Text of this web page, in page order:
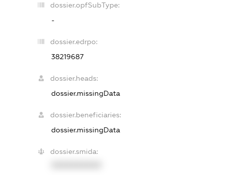
dossier.opfSubType:
-
dossier.edrpo:
38219687
dossier.heads:
dossier.missingData
dossier.beneficiaries:
dossier.missingData
dossier.smida: